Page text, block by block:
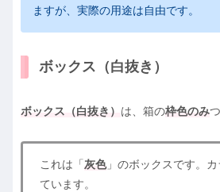
ますが、実際の用途は自由です。
ボックス（白抜き）
ボックス（白抜き） は、箱の枠色のみ
これは「 灰色」のボックスです。
ています。